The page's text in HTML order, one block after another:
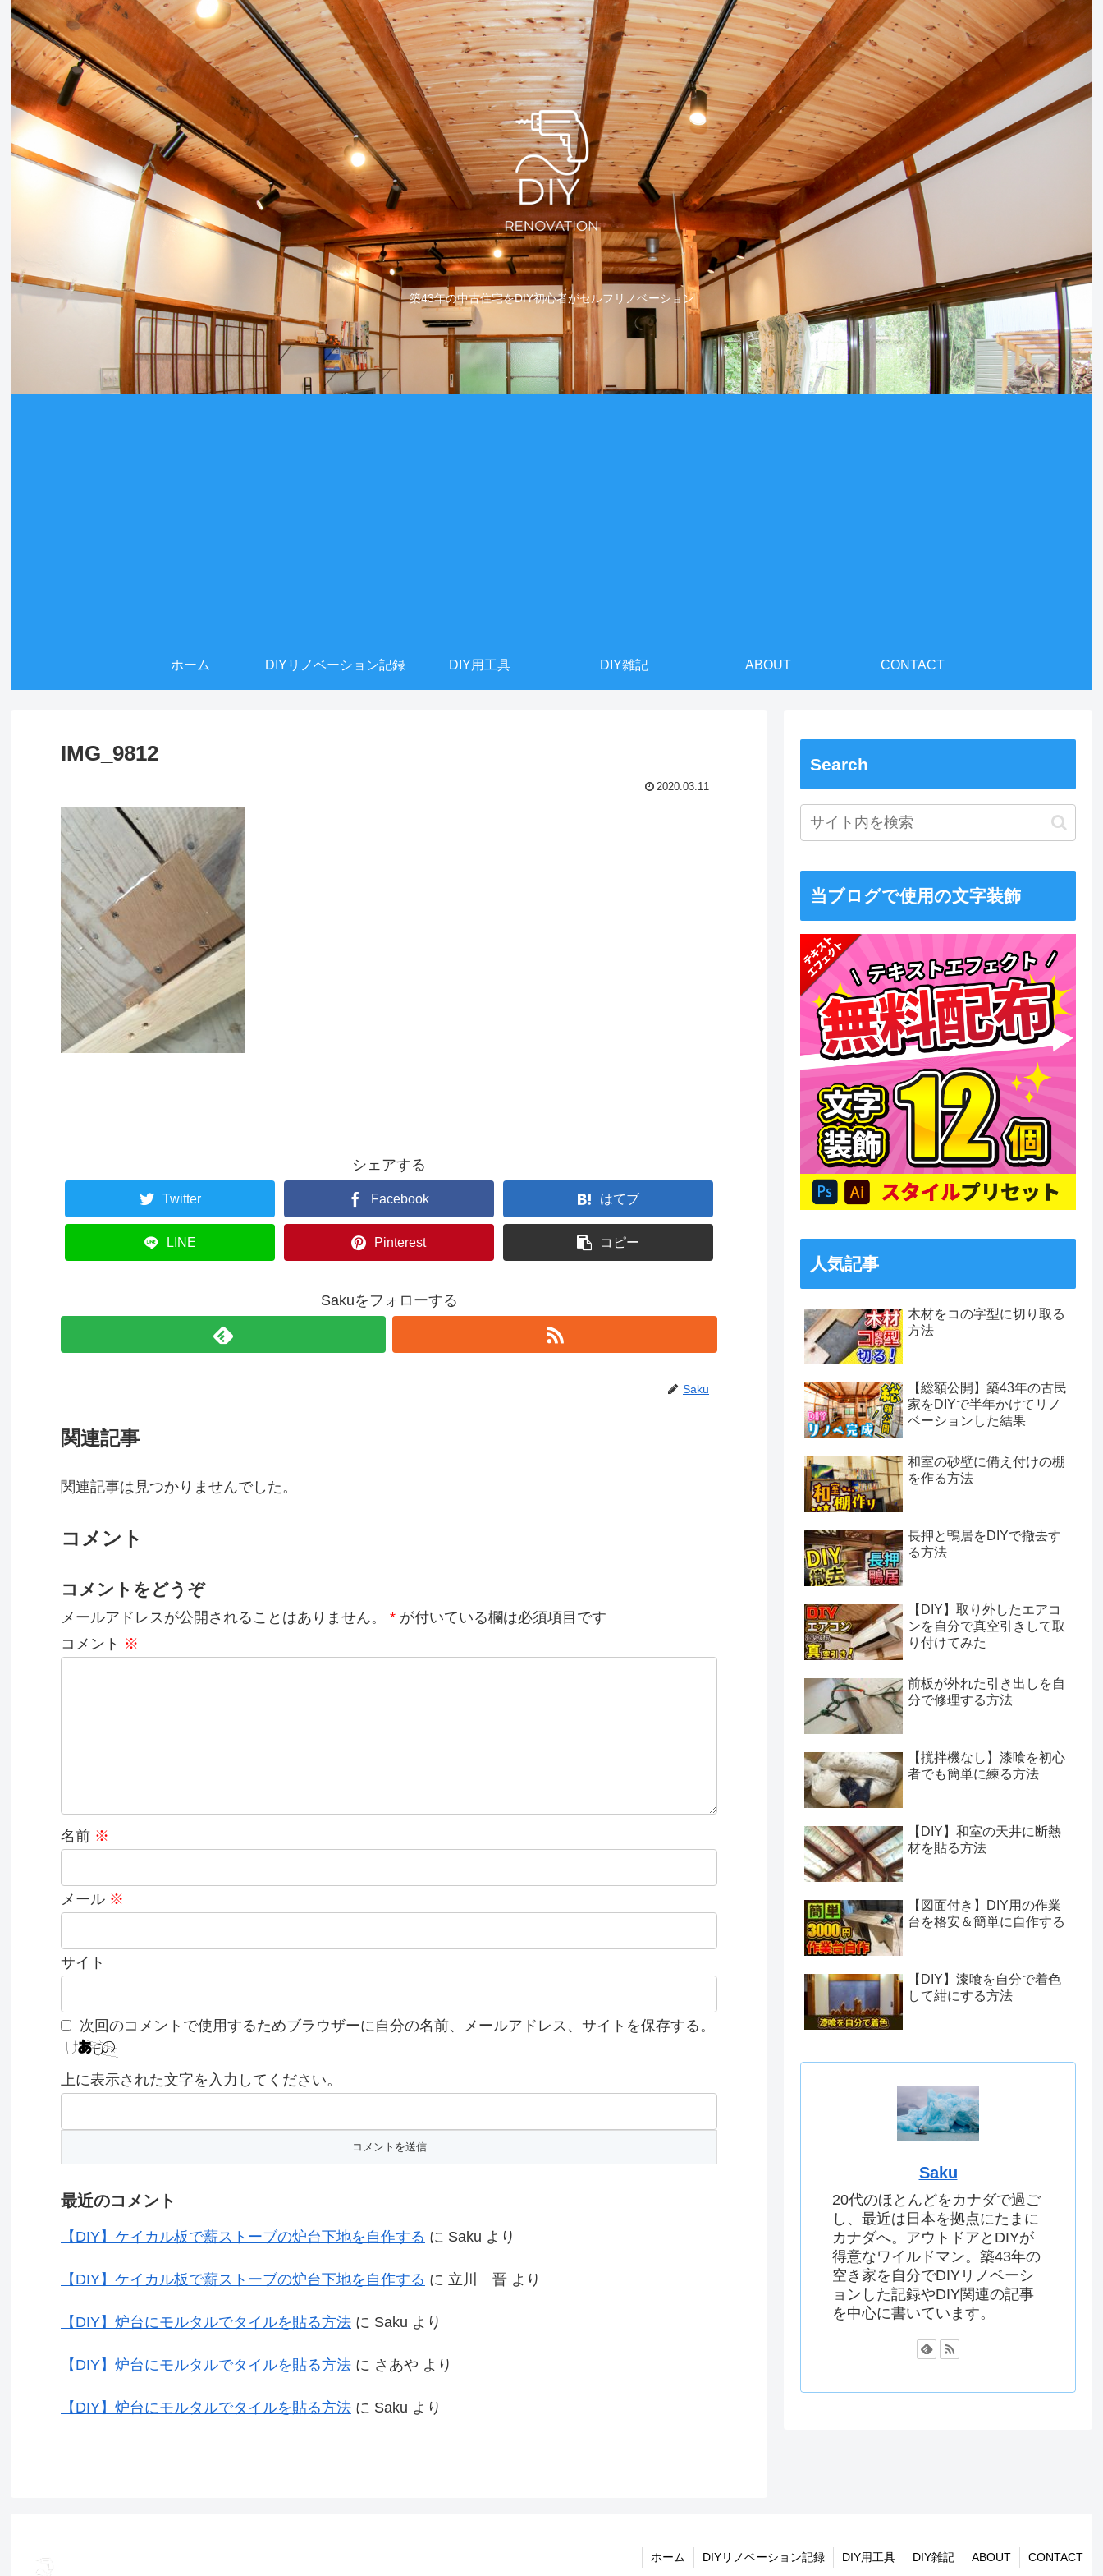
築43年の中古住宅をDIY初心者がセルフリノベーション
ホーム DIYリノベーション記録 DIY用工具 DIY雑記 ABOUT CONTACT
IMG_9812
2020.03.11
シェアする
Twitter Facebook はてブ
LINE Pinterest コピー
Sakuをフォローする
Saku
関連記事
関連記事は見つかりませんでした。
コメント
コメントをどうぞ
メールアドレスが公開されることはありません。 * が付いている欄は必須項目です
コメント ※
名前 ※
メール ※
サイト
次回のコメントで使用するためブラウザーに自分の名前、メールアドレス、サイトを保存する。
上に表示された文字を入力してください。
最近のコメント
【DIY】ケイカル板で薪ストーブの炉台下地を自作する に Saku より
【DIY】ケイカル板で薪ストーブの炉台下地を自作する に 立川 晋 より
【DIY】炉台にモルタルでタイルを貼る方法 に Saku より
【DIY】炉台にモルタルでタイルを貼る方法 に さあや より
【DIY】炉台にモルタルでタイルを貼る方法 に Saku より
Search
当ブログで使用の文字装飾
人気記事
木材をコの字型に切り取る
方法
【総額公開】築43年の古民
家をDIYで半年かけてリノ
ベーションした結果
和室の砂壁に備え付けの棚
を作る方法
長押と鴨居をDIYで撤去す
る方法
【DIY】取り外したエアコ
ンを自分で真空引きして取
り付けてみた
前板が外れた引き出しを自
分で修理する方法
【撹拌機なし】漆喰を初心
者でも簡単に練る方法
【DIY】和室の天井に断熱
材を貼る方法
【図面付き】DIY用の作業
台を格安＆簡単に自作する
【DIY】漆喰を自分で着色
して紺にする方法
Saku
20代のほとんどをカナダで過ご
し、最近は日本を拠点にたまに
カナダへ。アウトドアとDIYが
得意なワイルドマン。築43年の
空き家を自分でDIYリノベーシ
ョンした記録やDIY関連の記事
を中心に書いています。
ホーム DIYリノベーション記録 DIY用工具 DIY雑記 ABOUT CONTACT